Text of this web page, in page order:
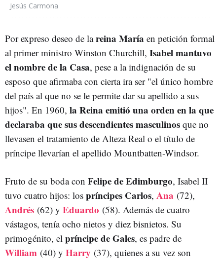
Jesús Carmona
Por expreso deseo de lareina María en petición formal
al primer ministro Winston Churchill, Isabel mantuvo
el nombre de la Casa, pese a la indignación de su
esposo que afirmaba con cierta ira ser "el único hombre
del país al que no se le permite dar su apellido a sus
hijos". En 1960, la Reina emitió una orden en la que
declaraba que sus descendientes masculinos que no
llevasen el tratamiento de Alteza Real o el título de
príncipe llevarían el apellido Mountbatten-Windsor.
Fruto de su boda con Felipe de Edimburgo, Isabel II
tuvo cuatro hijos: los príncipes Carlos, Ana (72),
Andrés (62) y Eduardo (58). Además de cuatro
vástagos, tenía ocho nietos y diez bisnietos. Su
primogénito, el príncipe de Gales, es padre de
William (40) y Harry (37), quienes a su vez son